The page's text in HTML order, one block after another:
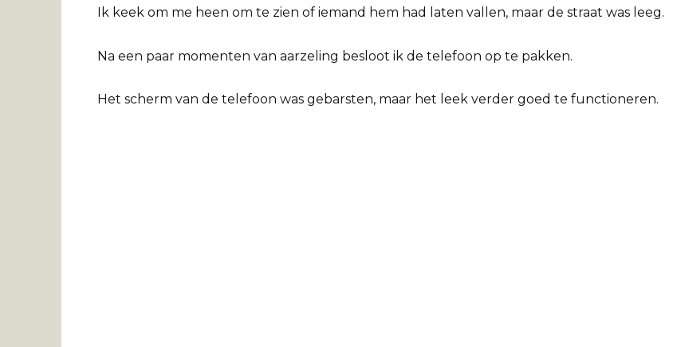
Ik keek om me heen om te zien of iemand hem had laten vallen, maar de straat was leeg.
Na een paar momenten van aarzeling besloot ik de telefoon op te pakken.
Het scherm van de telefoon was gebarsten, maar het leek verder goed te functioneren.